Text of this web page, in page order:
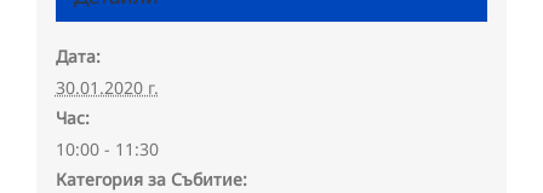
Дата:
30.01.2020 г.
Час:
10:00 - 11:30
Категория за Събитие: